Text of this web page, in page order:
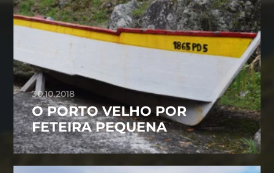
30.10.2018
O PORTO VELHO POR
FETEIRA PEQUENA